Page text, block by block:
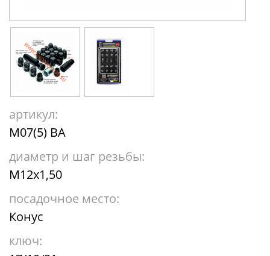
артикул:
M07(5) BA
диаметр и шаг резьбы:
М12х1,50
посадочное место:
Конус
ключ: